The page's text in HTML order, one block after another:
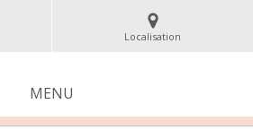
Localisation
MENU